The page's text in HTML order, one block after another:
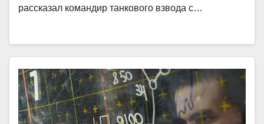
рассказал командир танкового взвода с…